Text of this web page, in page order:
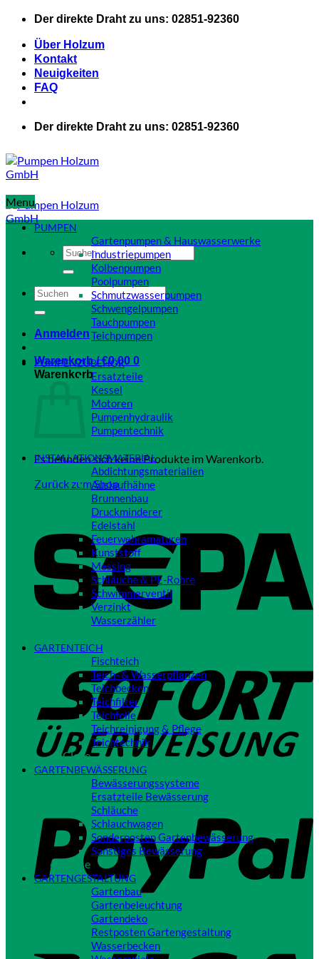
Zum
springen
Der direkte Draht zu uns: 02851-92360
Über Holzum
Kontakt
Neuigkeiten
FAQ
Der direkte Draht zu uns: 02851-92360
Suchen
nach:
Suchen
nach:
Anmelden
Warenkorb /€0,00 0
Warenkorb
Es befinden sich keine Produkte im Warenkorb.
Zurück zum Shop
Menu
PUMPEN
Gartenpumpen & Hauswasserwerke
Industriepumpen
Kolbenpumpen
Poolpumpen
Schmutzwasserpumpen
Schwengelpumpen
Tauchpumpen
Teichpumpen
PUMPENZUBEHÖR
Ersatzteile
Kessel
Motoren
Pumpenhydraulik
Pumpentechnik
INSTALLATIONSMATERIAL
Abdichtungsmaterialien
Auslaufhähne
Brunnenbau
Druckminderer
Edelstahl
Feuerwehramaturen
Kunststoff
Messing
Schläuche & PE-Rohre
Schwimmerventil
Verzinkt
Wasserzähler
GARTENTEICH
Fischteich
Teich- & Wasserpflanzen
Teichbecken
Teichfilter
Teichfolie
Teichreinigung & Pflege
Teichtechnik
Close
GARTENBEWÄSSERUNG
Bewässerungssysteme
Ersatzteile Bewässerung
Schläuche
Schlauchwagen
Sonderposten Gartenbewässerung
Sonstiges Bewässerung
Close
GARTENGESTALTUNG
Gartenbau
Gartenbeleuchtung
Gartendeko
Restposten Gartengestaltung
Wasserbecken